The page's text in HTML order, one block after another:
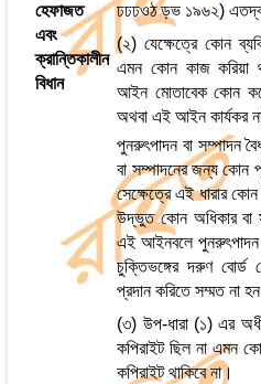
হেফাজত
এবং
ক্রান্তিকালীন
বিধান
ঢঢঢওঠ ড়ভ ১৯৬২)
(২) যেক্ষেত্রে কোন
এমন কোন কাজ করিয়া
আইন মোতাবেক কোন
অথবা এই আইন কার্যকর
পুনরুৎপাদন বা সম্পাদন
বা সম্পাদনের জন্য কোন
সেক্ষেত্রে এই ধারার
উদ্ভুত কোন অধিকার বা
এই আইনবলে পুনরুৎপাদন
চুক্তিভঙ্গের দরুণ বোর্ড
প্রদান করিতে সম্মত না
(৩) উপ-ধারা (১) এর
কপিরাইট ছিল না এমন
কপিরাইট থাকিবে না।